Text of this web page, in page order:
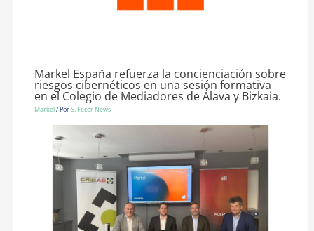
Markel España refuerza la concienciación sobre
riesgos cibernéticos en una sesión formativa
en el Colegio de Mediadores de Álava y Bizkaia.
Markel/ PorS. Fecor News